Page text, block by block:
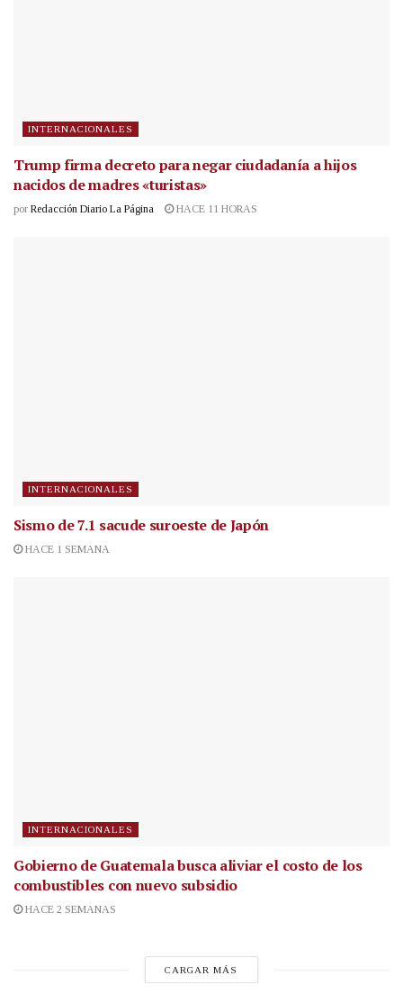
INTERNACIONALES
Trump firma decreto para negar ciudadanía a hijos
nacidos de madres «turistas»
por Redacción Diario La Página HACE 11 HORAS
INTERNACIONALES
Sismo de 7.1 sacude suroeste de Japón
HACE 1 SEMANA
INTERNACIONALES
Gobierno de Guatemala busca aliviar el costo de los
combustibles con nuevo subsidio
HACE 2 SEMANAS
CARGAR MÁS